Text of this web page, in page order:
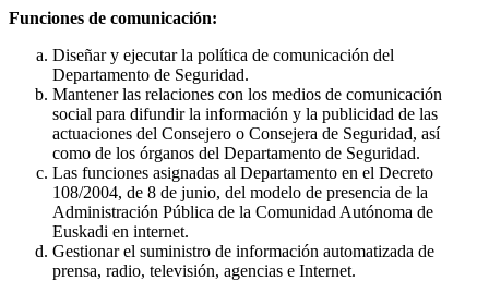
Funciones de comunicación:
Diseñar y ejecutar la política de comunicación del
Departamento de Seguridad.
Mantener las relaciones con los medios de comunicación
social para difundir la información y la publicidad de las
actuaciones del Consejero o Consejera de Seguridad, así
como de los órganos del Departamento de Seguridad.
Las funciones asignadas al Departamento en el Decreto
108/2004, de 8 de junio, del modelo de presencia de la
Administración Pública de la Comunidad Autónoma de
Euskadi en internet.
Gestionar el suministro de información automatizada de
prensa, radio, televisión, agencias e Internet.